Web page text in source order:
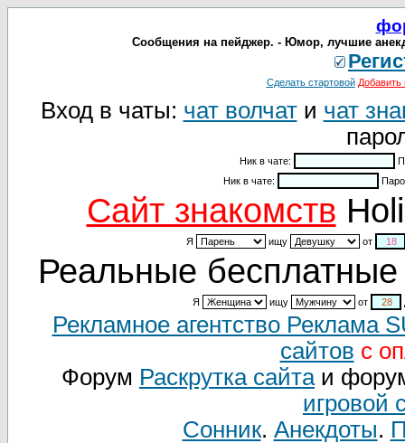
Сообщения на пейджер. - Юмор, лучшие
Сделать стартовой Добавить
Вход в чаты: чат волчати чат
Ник в чате:
Ник в чате:
Cайт знакомств
Я ищу от
Реальные бесплатные
Я ищу от
Рекламное агентство Реклама
сайтов с
Форум Раскрутка сайтаи
игровой
Сонник. Анекдоты.